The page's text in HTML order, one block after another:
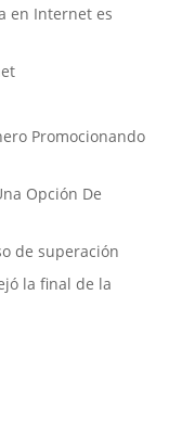
en Internet es
Promocionando
Opción De
de superación
la final de la